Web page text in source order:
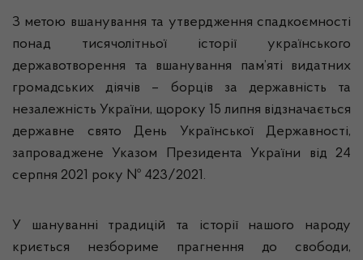
З метою вшанування та утвердження спадкоємності
понад тисячолітньої історії українського
державотворення та вшанування пам’яті видатних
громадських діячів – борців за державність та
незалежність України, щороку 15 липня відзначається
державне свято День Української Державності,
запроваджене Указом Президента України від 24
серпня 2021 року № 423/2021.
У шануванні традицій та історії нашого народу
криється незбориме прагнення до свободи,